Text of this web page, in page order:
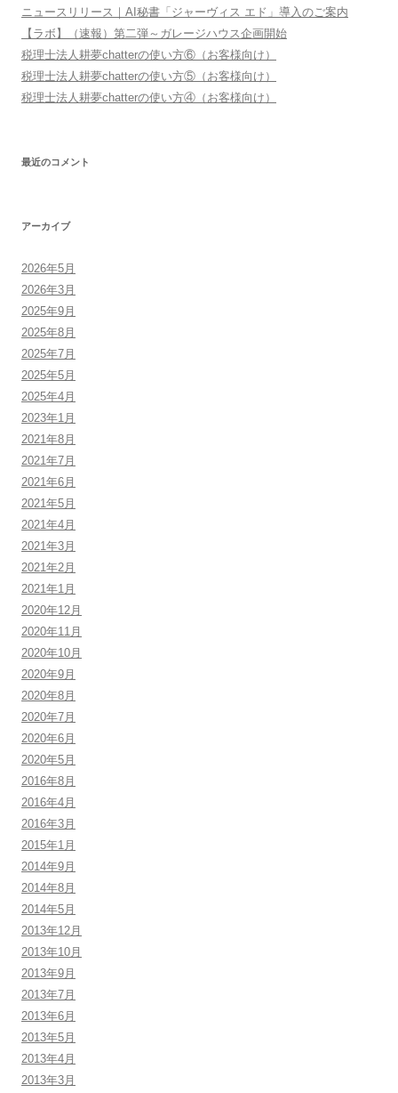
ン
ニュースリリース｜AI秘書「ジャーヴィス エド」導入のご案内
【ラボ】（速報）第二弾～ガレージハウス企画開始
税理士法人耕夢chatterの使い方⑥（お客様向け）
税理士法人耕夢chatterの使い方⑤（お客様向け）
税理士法人耕夢chatterの使い方④（お客様向け）
最近のコメント
アーカイブ
2026年5月
2026年3月
2025年9月
2025年8月
2025年7月
2025年5月
2025年4月
2023年1月
2021年8月
2021年7月
2021年6月
2021年5月
2021年4月
2021年3月
2021年2月
2021年1月
2020年12月
2020年11月
2020年10月
2020年9月
2020年8月
2020年7月
2020年6月
2020年5月
2016年8月
2016年4月
2016年3月
2015年1月
2014年9月
2014年8月
2014年5月
2013年12月
2013年10月
2013年9月
2013年7月
2013年6月
2013年5月
2013年4月
2013年3月